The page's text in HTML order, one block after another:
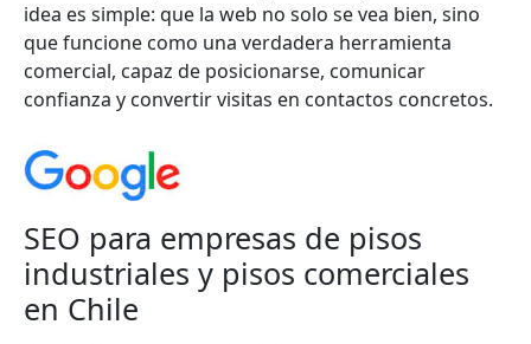
idea es simple: que la web no solo se vea bien, sino
que funcione como una verdadera herramienta
comercial, capaz de posicionarse, comunicar
confianza y convertir visitas en contactos concretos.
SEO para empresas de pisos
industriales y pisos comerciales
en Chile